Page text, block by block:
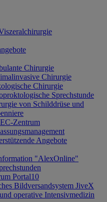
Chirurgie
Chirurgie
Chirurgie
Sprechstunde
von Schilddrüse und
Zentrum
Angebote
"AlexOnline"
Portal10
Bildversandsystem JiveX
operative Intensivmedizin